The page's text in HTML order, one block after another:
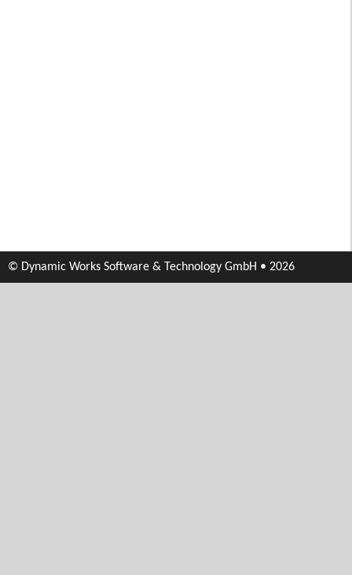
© Dynamic Works Software & Technology GmbH • 2026